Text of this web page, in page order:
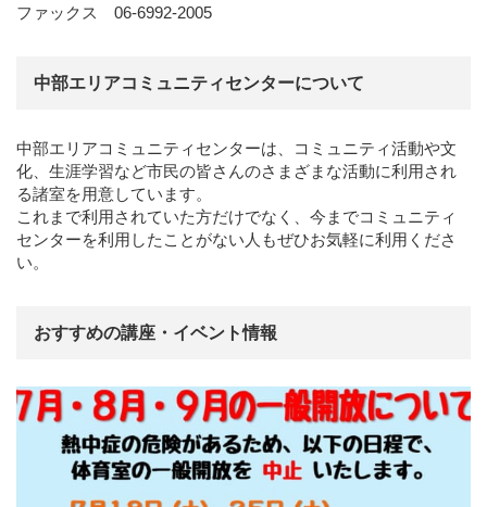
ファックス 06-6992-2005
中部エリアコミュニティセンターについて
中部エリアコミュニティセンターは、コミュニティ活動や文
化、生涯学習など市民の皆さんのさまざまな活動に利用され
る諸室を用意しています。
これまで利用されていた方だけでなく、今までコミュニティ
センターを利用したことがない人もぜひお気軽に利用くださ
い。
おすすめの講座・イベント情報